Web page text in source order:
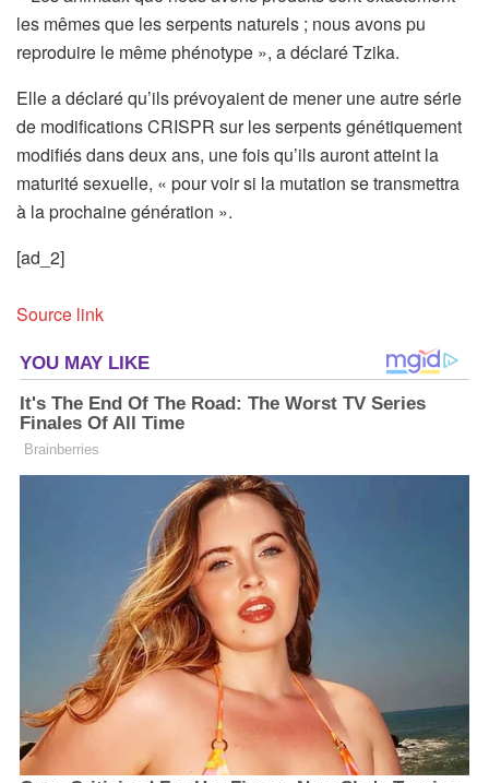
les mêmes que les serpents naturels ; nous avons pu
reproduire le même phénotype », a déclaré Tzika.
Elle a déclaré qu’ils prévoyaient de mener une autre série
de modifications CRISPR sur les serpents génétiquement
modifiés dans deux ans, une fois qu’ils auront atteint la
maturité sexuelle, « pour voir si la mutation se transmettra
à la prochaine génération ».
[ad_2]
Source link